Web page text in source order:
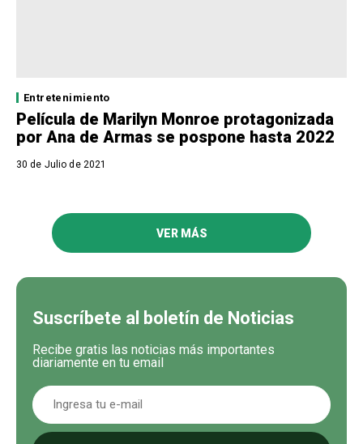
Entretenimiento
Película de Marilyn Monroe protagonizada
por Ana de Armas se pospone hasta 2022
30 de Julio de 2021
VER MÁS
Suscríbete al boletín de Noticias
Recibe gratis las noticias más importantes
diariamente en tu email